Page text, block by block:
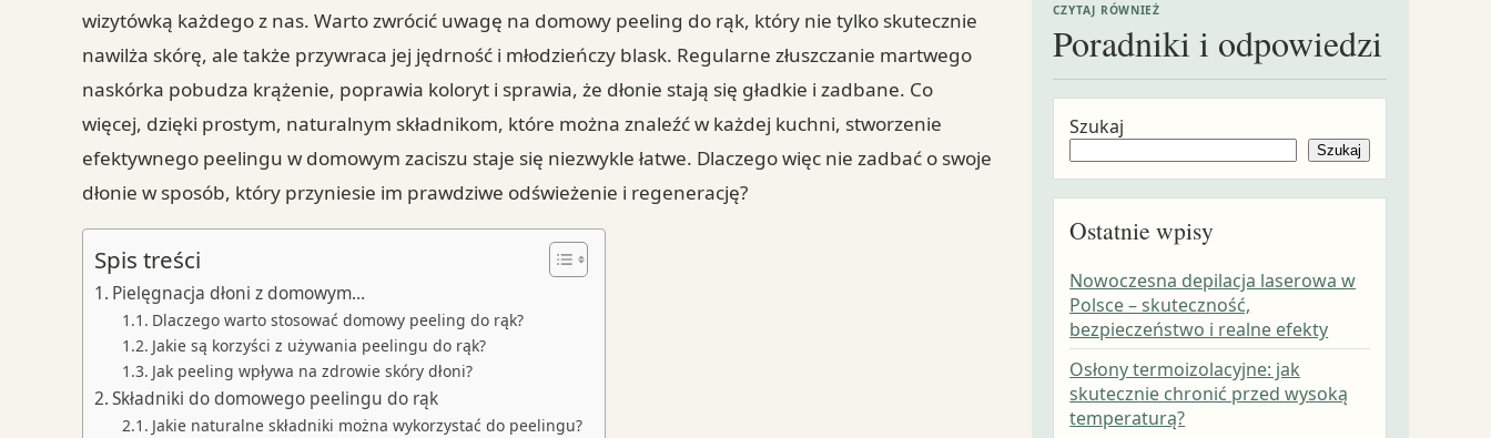
wizytówką każdego z nas. Warto zwrócić uwagę na domowy peeling do rąk, który nie tylko skutecznie
nawilża skórę, ale także przywraca jej jędrność i młodzieńczy blask. Regularne złuszczanie martwego
naskórka pobudza krążenie, poprawia koloryt i sprawia, że dłonie stają się gładkie i zadbane. Co
więcej, dzięki prostym, naturalnym składnikom, które można znaleźć w każdej kuchni, stworzenie
efektywnego peelingu w domowym zaciszu staje się niezwykle łatwe. Dlaczego więc nie zadbać o swoje
dłonie w sposób, który przyniesie im prawdziwe odświeżenie i regenerację?
Spis treści
Pielęgnacja dłoni z domowym…
Dlaczego warto stosować domowy peeling do rąk?
Jakie są korzyści z używania peelingu do rąk?
Jak peeling wpływa na zdrowie skóry dłoni?
Składniki do domowego peelingu do rąk
Jakie naturalne składniki można wykorzystać do peelingu?
CZYTAJ RÓWNIEŻ
Poradniki i odpowiedzi
Szukaj
Szukaj
Ostatnie wpisy
Nowoczesna depilacja laserowa w
Polsce – skuteczność,
bezpieczeństwo i realne efekty
Osłony termoizolacyjne: jak
skutecznie chronić przed wysoką
temperaturą?